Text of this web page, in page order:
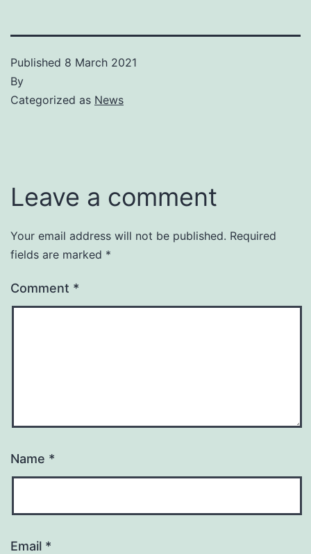
Published 8 March 2021
By
Categorized as News
Leave a comment
Your email address will not be published. Required
fields are marked *
Comment *
Name *
Email *